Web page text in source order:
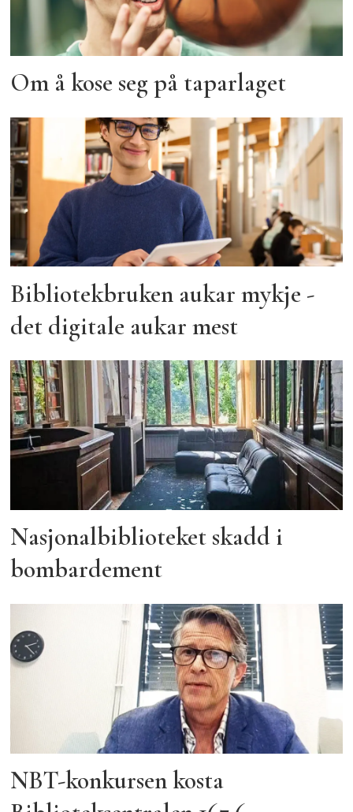
Om å kose seg på taparlaget
Bibliotekbruken aukar mykje -
det digitale aukar mest
Nasjonalbiblioteket skadd i
bombardement
NBT-konkursen kosta